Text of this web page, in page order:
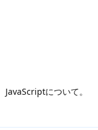
について。